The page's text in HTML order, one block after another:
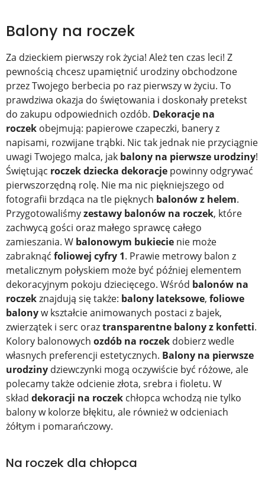
Balony na roczek
Za dzieckiem pierwszy rok życia! Ależ ten czas leci! Z
pewnością chcesz upamiętnić urodziny obchodzone
przez Twojego berbecia po raz pierwszy w życiu. To
prawdziwa okazja do świętowania i doskonały pretekst
do zakupu odpowiednich ozdób. Dekoracje na
roczek obejmują: papierowe czapeczki, banery z
napisami, rozwijane trąbki. Nic tak jednak nie przyciągnie
uwagi Twojego malca, jak balony na pierwsze urodziny!
Świętując roczek dziecka dekoracje powinny odgrywać
pierwszorzędną rolę. Nie ma nic piękniejszego od
fotografii brzdąca na tle pięknych balonów z helem.
Przygotowaliśmyzestawy balonów na roczek, które
zachwycą gości oraz małego sprawcę całego
zamieszania. W balonowym bukiecie nie może
zabraknąć foliowej cyfry 1. Prawie metrowy balon z
metalicznym połyskiem może być później elementem
dekoracyjnym pokoju dziecięcego. Wśród balonów na
roczekznajdują się także: balony lateksowe, foliowe
balonyw kształcie animowanych postaci z bajek,
zwierzątek i serc oraztransparentne balony z konfetti.
Kolory balonowych ozdób na roczek dobierz wedle
własnych preferencji estetycznych. Balony na pierwsze
urodziny dziewczynki mogą oczywiście być różowe, ale
polecamy także odcienie złota, srebra i fioletu. W
skład dekoracji na roczek chłopca wchodzą nie tylko
balony w kolorze błękitu, ale również w odcieniach
żółtym i pomarańczowy.
Na roczek dla chłopca